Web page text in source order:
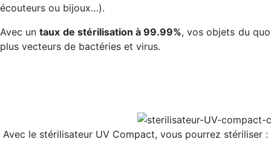
écouteurs ou bijoux…).
Avec untaux de stérilisation à 99.99%, vos objets du
plus vecteurs de bactéries et virus.
Avec le stérilisateur UV Compact, vous pourrez stériliser :